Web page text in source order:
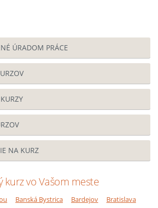
ÚRADOM PRÁCE
NA KURZ
kurz vo Vašom meste
Banská Bystrica Bardejov
Bratislava